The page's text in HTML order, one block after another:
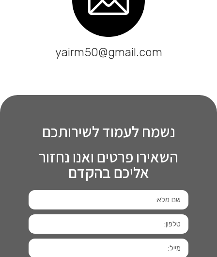
yairm50@gmail.com
נשמח לעמוד לשירותכם
השאירו פרטים ואנו נחזור
אליכם בהקדם